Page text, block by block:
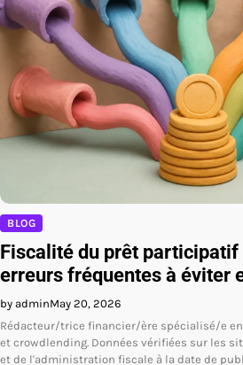
BLOG
Fiscalité du prêt participatif
erreurs fréquentes à éviter
by adminMay 20, 2026
Rédacteur/trice financier/ère spécialisé/e
et crowdlending. Données vérifiées sur les
et de l'administration fiscale à la date de